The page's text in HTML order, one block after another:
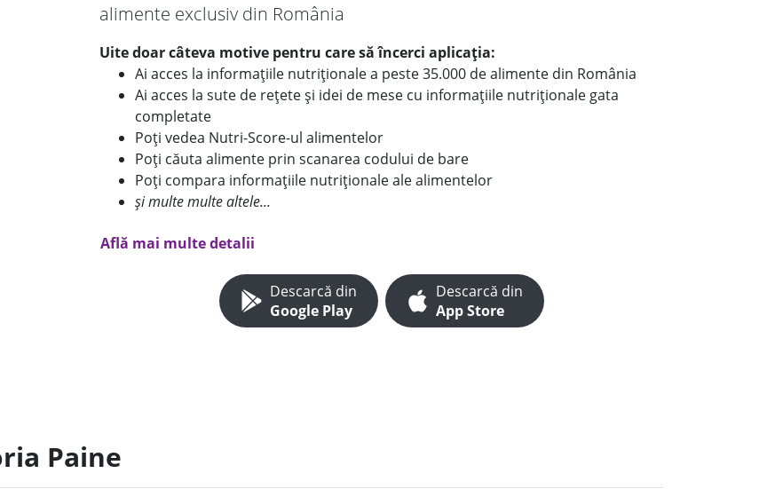
alimente exclusiv din România
Uite doar câteva motive pentru care să încerci aplicația:
Ai acces la informațiile nutriționale a peste 35.000 de alimente din România
Ai acces la sute de rețete și idei de mese cu informațiile nutriționale gata
completate
Poți vedea Nutri-Score-ul alimentelor
Poți căuta alimente prin scanarea codului de bare
Poți compara informațiile nutriționale ale alimentelor
și multe multe altele...
Află mai multe detalii
Descarcă din
Google Play
Descarcă din
App Store
Paine